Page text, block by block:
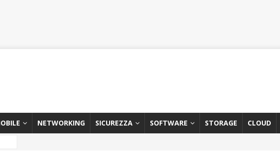
NETWORKING SICUREZZA SOFTWARE STORAGE CLOUD